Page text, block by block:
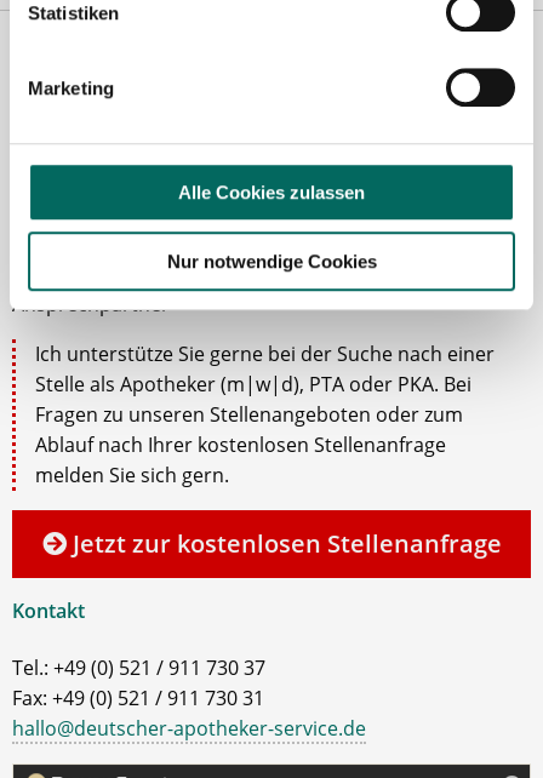
Statistiken
Marketing
Alle Cookies zulassen
Nur notwendige Cookies
Ansprechpartner
Ich unterstütze Sie gerne bei der Suche nach einer
Stelle als Apotheker (m|w|d), PTA oder PKA. Bei
Fragen zu unseren Stellenangeboten oder zum
Ablauf nach Ihrer kostenlosen Stellenanfrage
melden Sie sich gern.
Jetzt zur kostenlosen Stellenanfrage
Kontakt
Tel.: +49 (0) 521 / 911 730 37
Fax: +49 (0) 521 / 911 730 31
hallo@deutscher-apotheker-service.de